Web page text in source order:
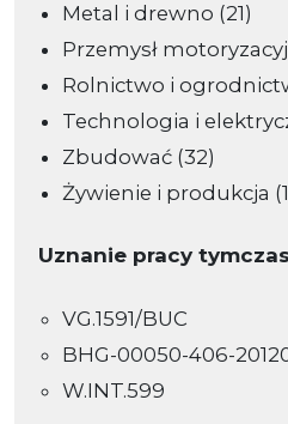
Metal i drewno (21)
Przemysł
Rolnictwo i
Technologia i
Zbudować (32)
Żywienie i produkcja
Uznanie pracy
VG.1591/BUC
BHG-00050-406-
W.INT.599